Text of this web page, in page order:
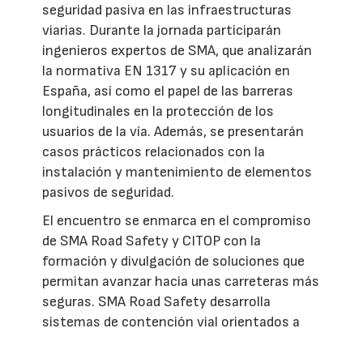
seguridad pasiva en las infraestructuras
viarias. Durante la jornada participarán
ingenieros expertos de SMA, que analizarán
la normativa EN 1317 y su aplicación en
España, así como el papel de las barreras
longitudinales en la protección de los
usuarios de la vía. Además, se presentarán
casos prácticos relacionados con la
instalación y mantenimiento de elementos
pasivos de seguridad.
El encuentro se enmarca en el compromiso
de SMA Road Safety y CITOP con la
formación y divulgación de soluciones que
permitan avanzar hacia unas carreteras más
seguras. SMA Road Safety desarrolla
sistemas de contención vial orientados a